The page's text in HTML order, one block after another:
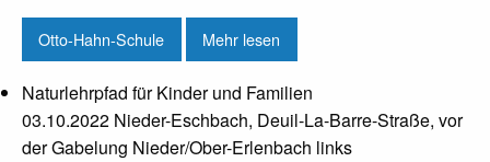
Otto-Hahn-Schule Mehr lesen
Naturlehrpfad für Kinder und Familien
03.10.2022 Nieder-Eschbach, Deuil-La-Barre-Straße, vor
der Gabelung Nieder/Ober-Erlenbach links